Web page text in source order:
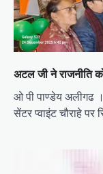
अटल जी ने राजनीति
ओ पी पाण्डेय अलीगढ ।
सेंटर प्वाइंट चौराहे